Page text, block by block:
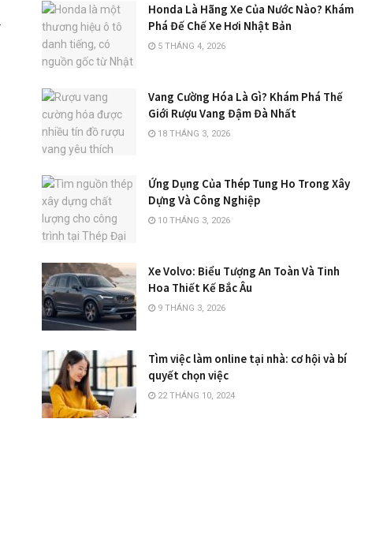
Honda Là Hãng Xe Của Nước Nào? Khám
Phá Đế Chế Xe Hơi Nhật Bản
5 THÁNG 4, 2026
Vang Cường Hóa Là Gì? Khám Phá Thế
Giới Rượu Vang Đậm Đà Nhất
18 THÁNG 3, 2026
Ứng Dụng Của Thép Tung Ho Trong Xây
Dựng Và Công Nghiệp
10 THÁNG 3, 2026
Xe Volvo: Biểu Tượng An Toàn Và Tinh
Hoa Thiết Kế Bắc Âu
9 THÁNG 3, 2026
Tìm việc làm online tại nhà: cơ hội và bí
quyết chọn việc
22 THÁNG 10, 2024